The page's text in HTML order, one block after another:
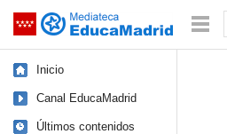
Saltar navegación
Inicio
Canal EducaMadrid
Últimos contenidos